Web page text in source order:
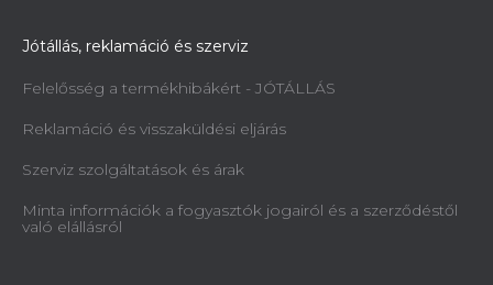
Jótállás, reklamáció és szerviz
Felelősség a termékhibákért - JÓTÁLLÁS
Reklamáció és visszaküldési eljárás
Szerviz szolgáltatások és árak
Minta információk a fogyasztók jogairól és a szerződéstől
való elállásról